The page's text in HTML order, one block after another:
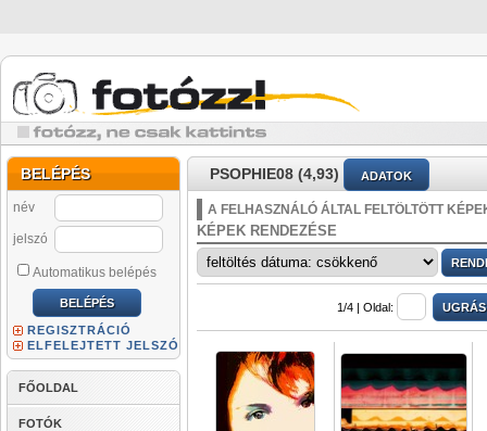
BELÉPÉS
név
jelszó
Automatikus belépés
REGISZTRÁCIÓ
ELFELEJTETT JELSZÓ
FŐOLDAL
FOTÓK
PSOPHIE08 (4,93) ADATOK
A FELHASZNÁLÓ ÁLTAL FELTÖLTÖTT
KÉPEK RENDEZÉSE
1/4 | Oldal: